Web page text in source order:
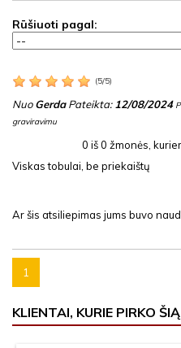
Rūšiuoti pagal:
(5/5)
NuoGerdaPateikta: 12/08/2024
graviravimu
0 iš0 žmonės,
Viskas tobulai, be priekaištų
Ar šis atsiliepimas jums buvo
1
KLIENTAI, KURIE PIRKO